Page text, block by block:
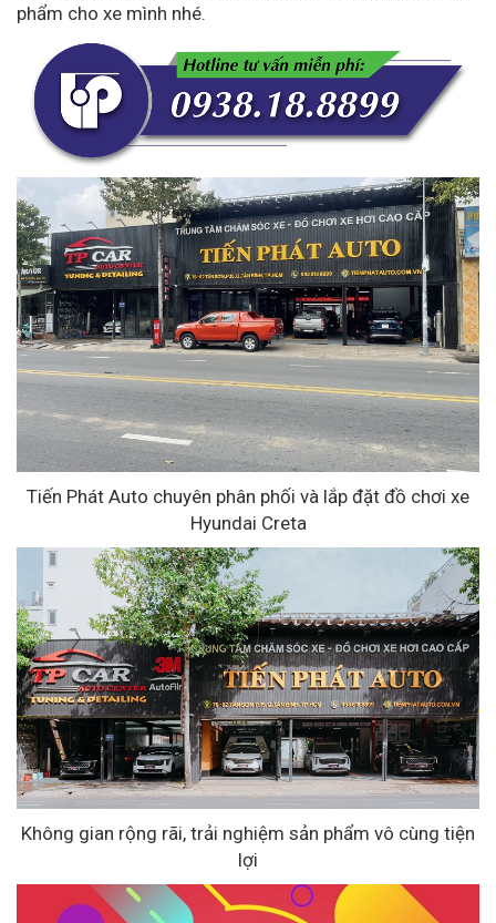
phẩm cho xe mình nhé.
Tiến Phát Auto chuyên phân phối và lắp đặt đồ chơi xe
Hyundai Creta
Không gian rộng rãi, trải nghiệm sản phẩm vô cùng tiện
lợi